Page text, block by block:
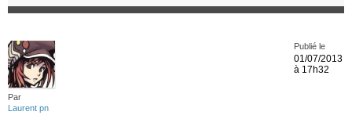
Par
Laurent pn
Publié le
01/07/2013
à 17h32